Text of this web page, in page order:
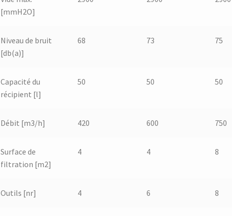
[mmH2O]
Niveau de bruit
[db(a)]
68 73 75
Capacité du
récipient [l]
50 50 50
Débit [m3/h] 420 600 750
Surface de
filtration [m2]
4 4 8
Outils [nr] 4 6 8